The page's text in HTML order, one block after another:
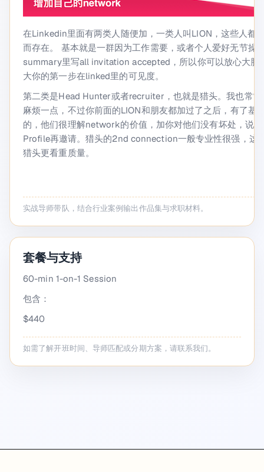
在Linkedin里面有两类人随便加，一类人叫LION，这些人
而存在。 基本就是一群因为工作需要，或者个人爱好无节操
summary里写all invitation accepted，所以你可以放心大胆
大你的第一步在linked里的可见度。
第二类是Head Hunter或者recruiter，也就是猎头。我也常
麻烦一点，不过你前面的LION和朋友都加过了之后，有了
的，他们很理解network的价值，加你对他们没有坏处，说
Profile再邀请。猎头的2nd connection一般专业性很强，这
猎头更看重质量。
实战导师带队，结合行业案例输出作品集与求职材料。
套餐与支持
60-min 1-on-1 Session
包含：
$440
如需了解开班时间、导师匹配或分期方案，请联系我们。